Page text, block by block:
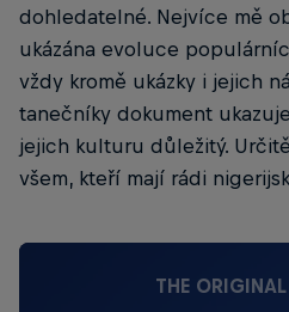
dohledatelné. Nejvíce mě
ukázána evoluce
vždy kromě ukázky i jejich
tanečníky dokument
jejich kulturu důležitý.
všem, kteří mají rádi
THE ORIGINAL